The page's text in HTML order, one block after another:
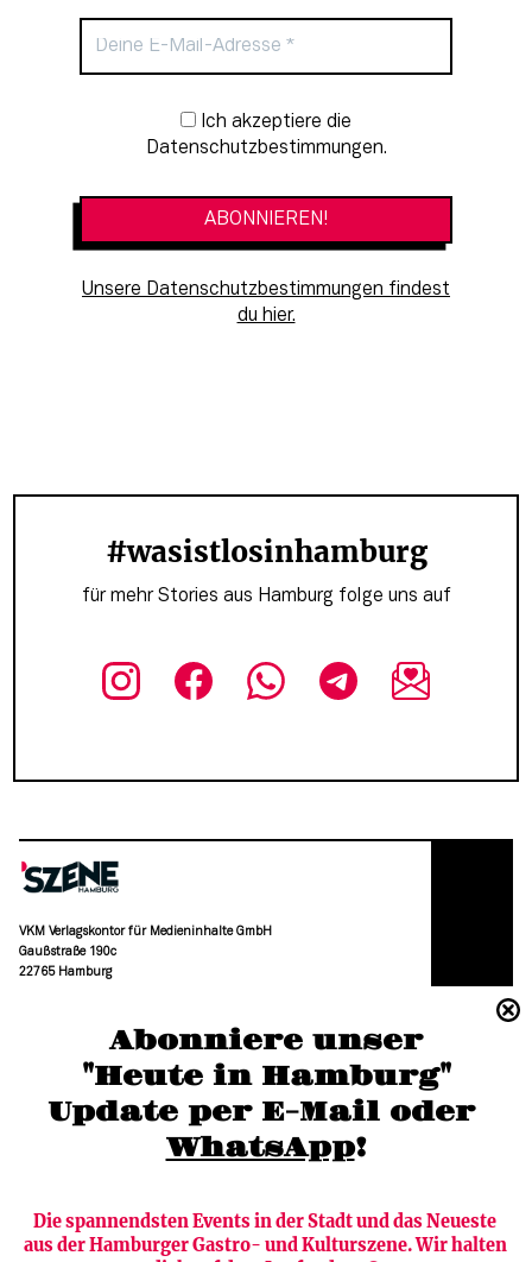
Abonniere unser
"Heute in Hamburg"
Update per E-Mail oder
WhatsApp!
Die spannendsten Events in der Stadt und das Neueste
aus der Hamburger Gastro- und Kulturszene. Wir halten
Newsletter-Anmeldung
Datenschutzbestimmungen.
Unsere Datenschutzbestimmungen findest
du hier.
#wasistlosinhamburg
für mehr Stories aus Hamburg folge uns auf
VKM Verlagskontor für Medieninhalte GmbH
Gaußstraße 190c
22765 Hamburg
moc.grubmah-enezs@ofni
Newsletter abonnieren